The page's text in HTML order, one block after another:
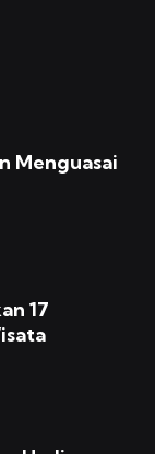
Menguasai
17